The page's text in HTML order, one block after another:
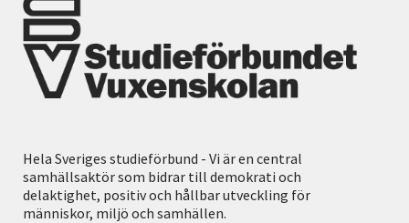
Hela Sveriges studieförbund - Vi är en central
samhällsaktör som bidrar till demokrati och
delaktighet, positiv och hållbar utveckling för
människor, miljö och samhällen.